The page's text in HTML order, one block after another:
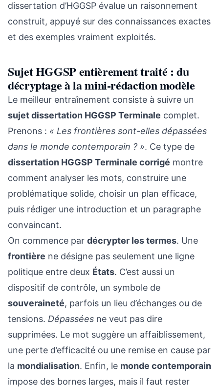
dissertation d’HGGSP évalue un raisonnement
construit, appuyé sur des connaissances exactes
et des exemples vraiment exploités.
Sujet HGGSP entièrement traité : du
décryptage à la mini-rédaction modèle
Le meilleur entraînement consiste à suivre un
sujet dissertation HGGSP Terminale complet.
Prenons : « Les frontières sont-elles dépassées
dans le monde contemporain ? ». Ce type de
dissertation HGGSP Terminale corrigé montre
comment analyser les mots, construire une
problématique solide, choisir un plan efficace,
puis rédiger une introduction et un paragraphe
convaincant.
On commence par décrypter les termes. Une
frontière ne désigne pas seulement une ligne
politique entre deux États. C’est aussi un
dispositif de contrôle, un symbole de
souveraineté, parfois un lieu d’échanges ou de
tensions. Dépassées ne veut pas dire
supprimées. Le mot suggère un affaiblissement,
une perte d’efficacité ou une remise en cause par
la mondialisation. Enfin, le monde contemporain
impose des bornes larges, mais il faut rester